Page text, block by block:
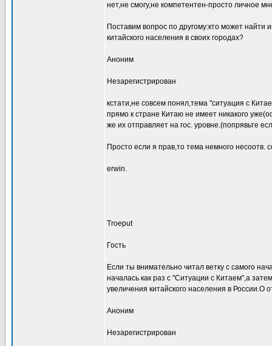
нет,не смогу,не компетентен-просто личное
Поставим вопрос по другому:кто может
китайского населения в своих городах?
Аноним
Незарегистрирован
кстати,не совсем понял,тема "ситуация с
прямо к стране Китаю не имеет никакого
же их отправляет на гос. уровне.(попрявьте
Просто если я прав,то тема немного несоотв.
erwin.
Troeput
Гость
Если ты внимательно читал ветку с самого
началась как раз с "Ситуации с Китаем",а
увеличения китайского населения в
Аноним
Незарегистрирован